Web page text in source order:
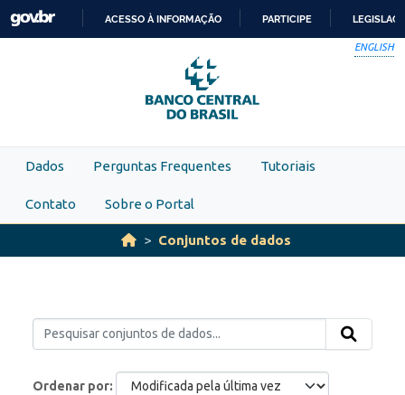
Skip to main content
PARA
O
CONTEÚDO
ACESSO À INFORMAÇÃO PARTICIPE
ENGLISH
Dados Perguntas Frequentes Tutoriais
Contato Sobre o Portal
Conjuntos de dados
Ordenar por